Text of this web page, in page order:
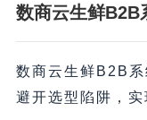
数商云生鲜B2B
数商云生鲜B2B
避开选型陷阱，实